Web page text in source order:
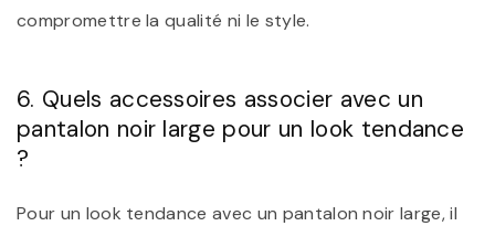
compromettre la qualité ni le style.
6. Quels accessoires associer avec un
pantalon noir large pour un look tendance
?
Pour un look tendance avec un pantalon noir large, il